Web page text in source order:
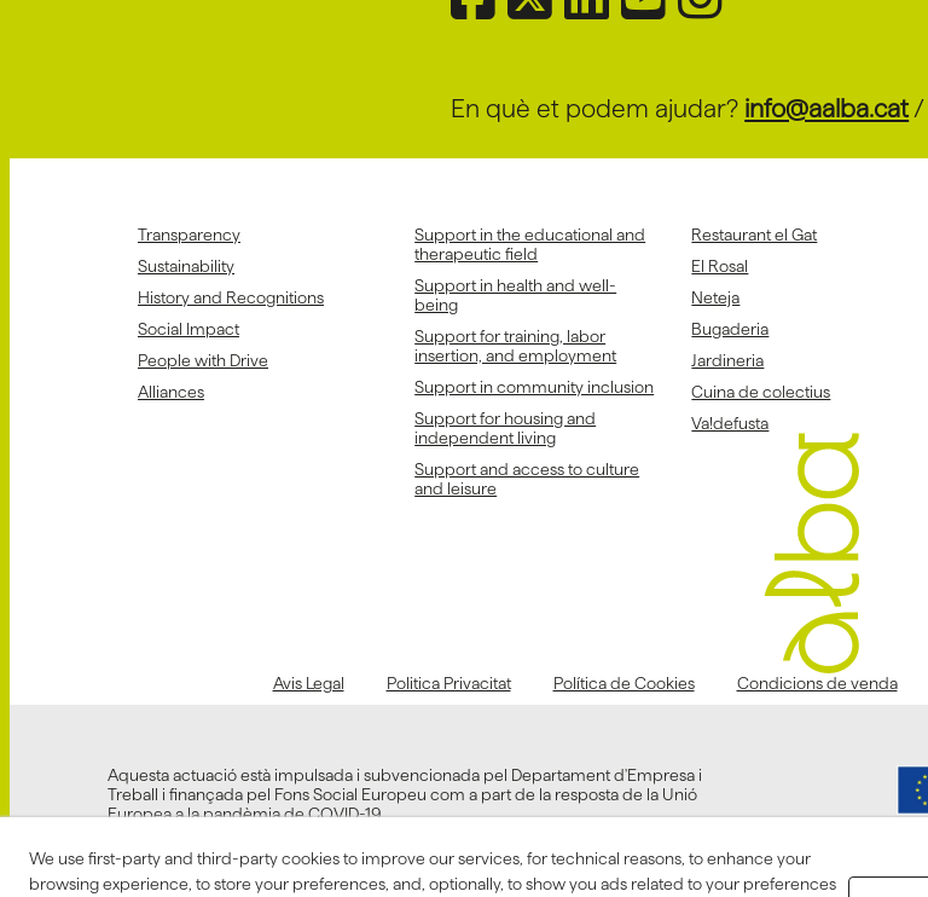
En què et podem ajudar? info@aalba.cat /
Transparency
Sustainability
History and Recognitions
Social Impact
People with Drive
Alliances
Support in the educational and
therapeutic field
Support in health and well-
being
Support for training, labor
insertion, and employment
Support in community inclusion
Support for housing and
independent living
Support and access to culture
and leisure
Restaurant el Gat
El Rosal
Neteja
Bugaderia
Jardineria
Cuina de colectius
Va!defusta
Avis Legal Politica Privacitat Política de Cookies Condicions de venda
Aquesta actuació està impulsada i subvencionada pel Departament d'Empresa i
Treball i finançada pel Fons Social Europeu com a part de la resposta de la Unió
Europea a la pandèmia de COVID-19.
We use first-party and third-party cookies to improve our services, for technical reasons, to enhance your
browsing experience, to store your preferences, and, optionally, to show you ads related to your preferences